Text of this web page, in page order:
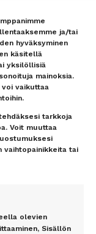
ja/tai
hyväksyminen
käsitellä
yksilöllisiä
mainoksia.
vaikuttaa
tarkkoja
Voit muuttaa
vaihtopainikkeita tai
olevien
Sisällön
/ Contact details